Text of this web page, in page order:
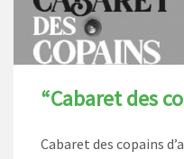
“Cabaret des
Cabaret des copains